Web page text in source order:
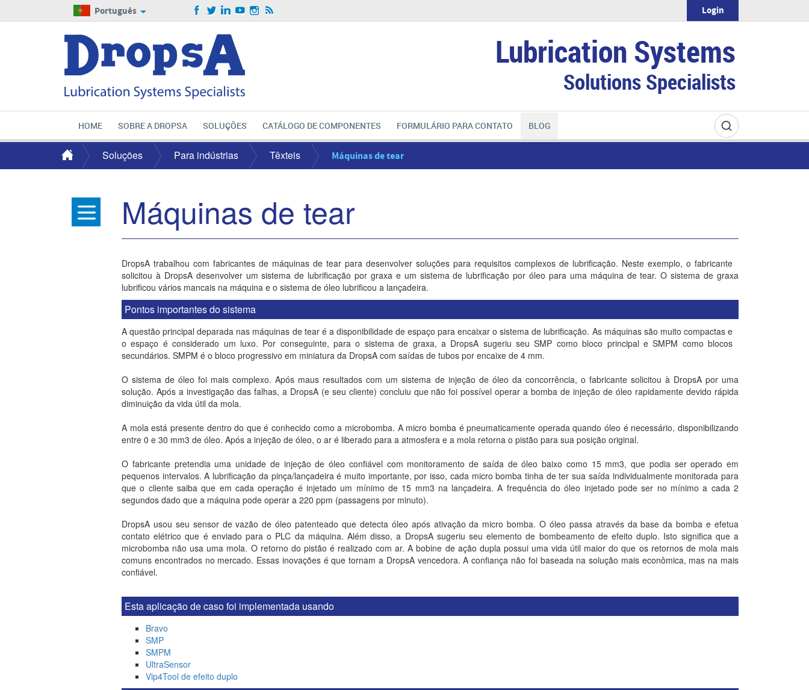
Lubrication Systems
Solutions Specialists
Português Login
HOME SOBRE A DROPSA SOLUÇÕES CATÁLOGO DE COMPONENTES FORMULÁRIO PARA CONTATO BLOG
Soluções Para indústrias Têxteis Máquinas de tear
Máquinas de tear
DropsA trabalhou com fabricantes de máquinas de tear para desenvolver soluções para requisitos complexos de lubrificação. Neste exemplo, o fabricante
solicitou à DropsA desenvolver um sistema de lubrificação por graxa e um sistema de lubrificação por óleo para uma máquina de tear. O sistema de graxa
lubrificou vários mancais na máquina e o sistema de óleo lubrificou a lançadeira.
Pontos importantes do sistema
A questão principal deparada nas máquinas de tear é a disponibilidade de espaço para encaixar o sistema de lubrificação. As máquinas são muito compactas e
o espaço é considerado um luxo. Por conseguinte, para o sistema de graxa, a DropsA sugeriu seu SMP como bloco principal e SMPM como blocos
secundários. SMPM é o bloco progressivo em miniatura da DropsA com saídas de tubos por encaixe de 4 mm.
O sistema de óleo foi mais complexo. Após maus resultados com um sistema de injeção de óleo da concorrência, o fabricante solicitou à DropsA por uma
solução. Após a investigação das falhas, a DropsA (e seu cliente) concluiu que não foi possível operar a bomba de injeção de óleo rapidamente devido rápida
diminuição da vida útil da mola.
A mola está presente dentro do que é conhecido como a microbomba. A micro bomba é pneumaticamente operada quando óleo é necessário, disponibilizando
entre 0 e 30 mm3 de óleo. Após a injeção de óleo, o ar é liberado para a atmosfera e a mola retorna o pistão para sua posição original.
O fabricante pretendia uma unidade de injeção de óleo confiável com monitoramento de saída de óleo baixo como 15 mm3, que podia ser operado em
pequenos intervalos. A lubrificação da pinça/lançadeira é muito importante, por isso, cada micro bomba tinha de ter sua saída individualmente monitorada para
que o cliente saiba que em cada operação é injetado um mínimo de 15 mm3 na lançadeira. A frequência do óleo injetado pode ser no mínimo a cada 2
segundos dado que a máquina pode operar a 220 ppm (passagens por minuto).
DropsA usou seu sensor de vazão de óleo patenteado que detecta óleo após ativação da micro bomba. O óleo passa através da base da bomba e efetua
contato elétrico que é enviado para o PLC da máquina. Além disso, a DropsA sugeriu seu elemento de bombeamento de efeito duplo. Isto significa que a
microbomba não usa uma mola. O retorno do pistão é realizado com ar. A bobine de ação dupla possui uma vida útil maior do que os retornos de mola mais
comuns encontrados no mercado. Essas inovações é que tornam a DropsA vencedora. A confiança não foi baseada na solução mais econômica, mas na mais
confiável.
Esta aplicação de caso foi implementada usando
Bravo
SMP
SMPM
UltraSensor
Vip4Tool de efeito duplo